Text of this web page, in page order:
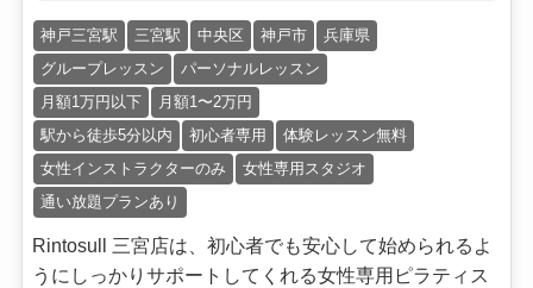
神戸三宮駅 三宮駅 中央区 神戸市
兵庫県
グループレッスン
パーソナルレッスン
月額1万円以下
月額1〜2万円
駅から徒歩5分以内
初心者専用
体験レッスン無料
女性インストラクターのみ
女性専用スタジオ
通い放題プランあり
Rintosull 三宮店は、初心者でも安心して始められるよ
うにしっかりサポートしてくれる女性専用ピラティス